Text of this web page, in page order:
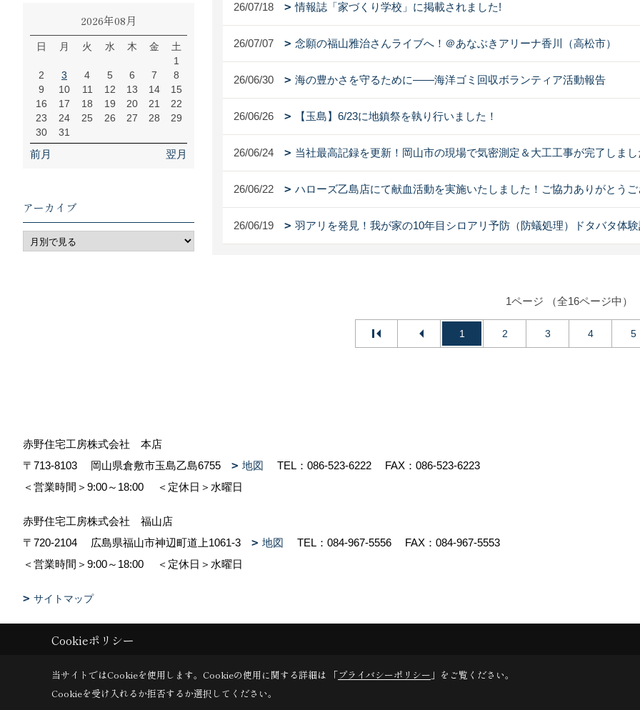
26/07/18 情報誌「家づくり学校」に掲載されました!
26/07/07 念願の福山雅治さんライブへ！＠あなぶきアリーナ香川（高松市）
26/06/30 海の豊かさを守るために――海洋ゴミ回収ボランティア活動報告
26/06/26 【玉島】6/23に地鎮祭を執り行いました！
26/06/24 当社最高記録を更新！岡山市の現場で気密測定＆大工工事が完了しま
26/06/22 ハローズ乙島店にて献血活動を実施いたしました！ご協力ありがとう
26/06/19 羽アリを発見！我が家の10年目シロアリ予防（防蟻処理）ドタバタ体
1ページ （全16ページ中）
1 2 3 4 5
2026年08月
日 月 火 水 木 金
土
1
2
3 4 5 6 7
8
9
10 11 12 13 14
15
16
17 18 19 20 21
22
23
24 25 26 27 28
29
30
31
前月 翌月
アーカイブ
赤野住宅工房株式会社 本店
〒713-8103
岡山県倉敷市玉島乙島6755 地図 TEL： 086-523-6222
FAX：086-523-6223
＜営業時間＞9:00～18:00
＜定休日＞水曜日
赤野住宅工房株式会社 福山店
〒720-2104
広島県福山市神辺町道上1061-3 地図 TEL： 084-967-5556
FAX：084-967-5553
＜営業時間＞9:00～18:00
＜定休日＞水曜日
サイトマップ
Copyright (c) 赤野住宅工房株式会社. All Rights Reserved.
Cookieポリシー
当サイトではCookieを使用します。 Cookieの使用に関する詳細は 「プライバシーポリシー 」をご覧ください。
Cookieを受け入れるか拒否するか選択してください。